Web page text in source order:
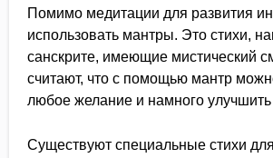
Помимо медитации для развития
использовать мантры. Это стихи,
санскрите, имеющие мистический
считают, что с помощью мантр
любое желание и намного
Существуют специальные стихи